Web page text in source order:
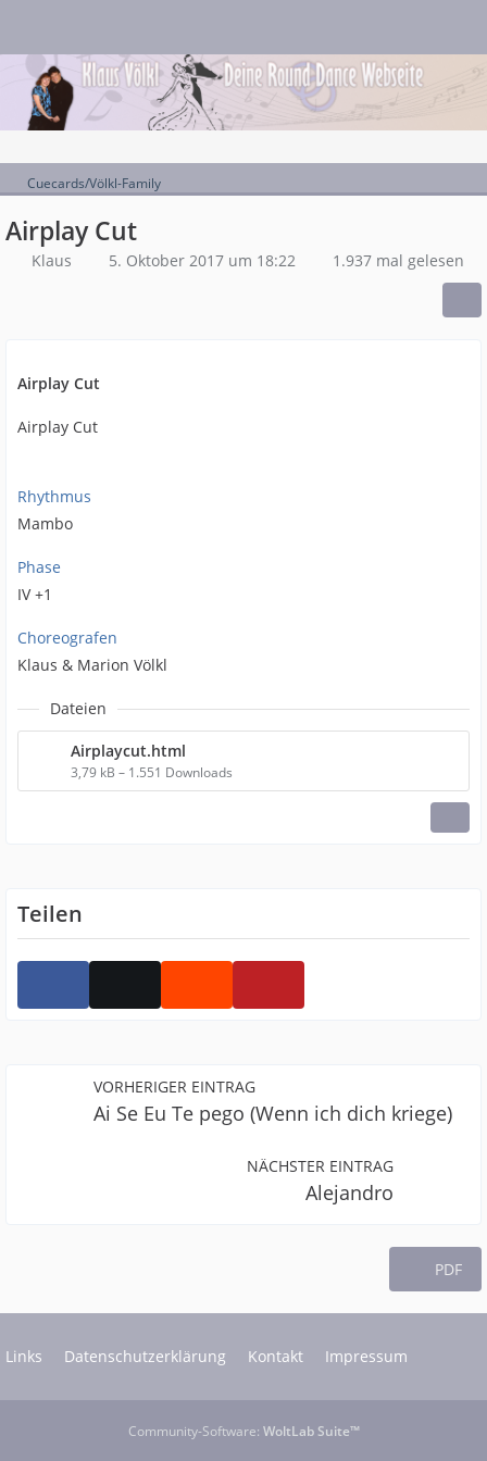
Cuecards/Völkl-Family
Airplay Cut
Klaus 5. Oktober 2017 um 18:22 1.937 mal gelesen
Airplay Cut
Airplay Cut
Rhythmus
Mambo
Phase
IV +1
Choreografen
Klaus & Marion Völkl
Dateien
Airplaycut.html
3,79 kB – 1.551 Downloads
Teilen
VORHERIGER EINTRAG
Ai Se Eu Te pego (Wenn ich dich kriege)
NÄCHSTER EINTRAG
Alejandro
PDF
Links Datenschutzerklärung Kontakt Impressum
Community-Software: WoltLab Suite™